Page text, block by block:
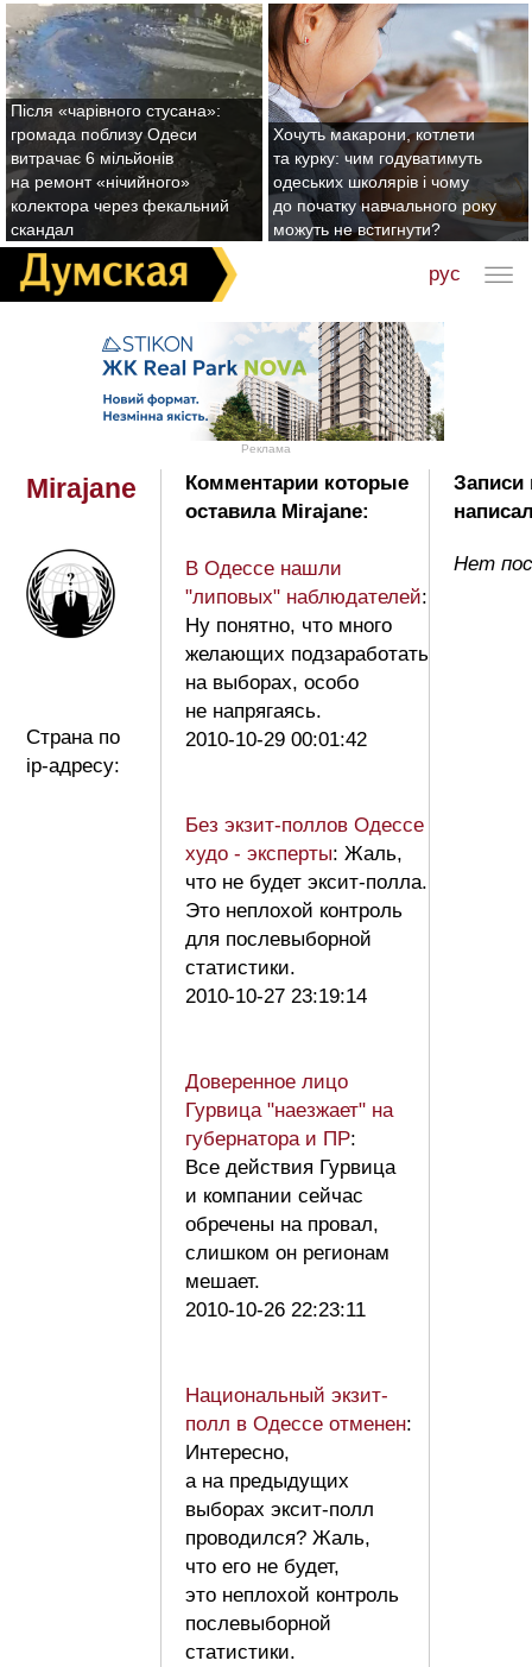
Після «чарівного стусана»:
громада поблизу Одеси
витрачає 6 мільйонів
на ремонт «нічийного»
колектора через фекальний
скандал
Хочуть макарони, котлети
та курку: чим годуватимуть
одеських школярів і чому
до початку навчального року
можуть не встигнути?
рус
Реклама
Mirajane
Страна по
ip-адресу:
Комментарии которые
оставила Mirajane:
В Одессе нашли
"липовых" наблюдателей:
Ну понятно, что много
желающих подзаработать
на выборах, особо
не напрягаясь.
2010-10-29 00:01:42
Без экзит-поллов Одессе
худо - эксперты: Жаль,
что не будет эксит-полла.
Это неплохой контроль
для послевыборной
статистики.
2010-10-27 23:19:14
Доверенное лицо
Гурвица "наезжает" на
губернатора и ПР:
Все действия Гурвица
и компании сейчас
обречены на провал,
слишком он регионам
мешает.
2010-10-26 22:23:11
Национальный экзит-
полл в Одессе отменен:
Интересно,
а на предыдущих
выборах эксит-полл
проводился? Жаль,
что его не будет,
это неплохой контроль
послевыборной
статистики.
Записи
Нет